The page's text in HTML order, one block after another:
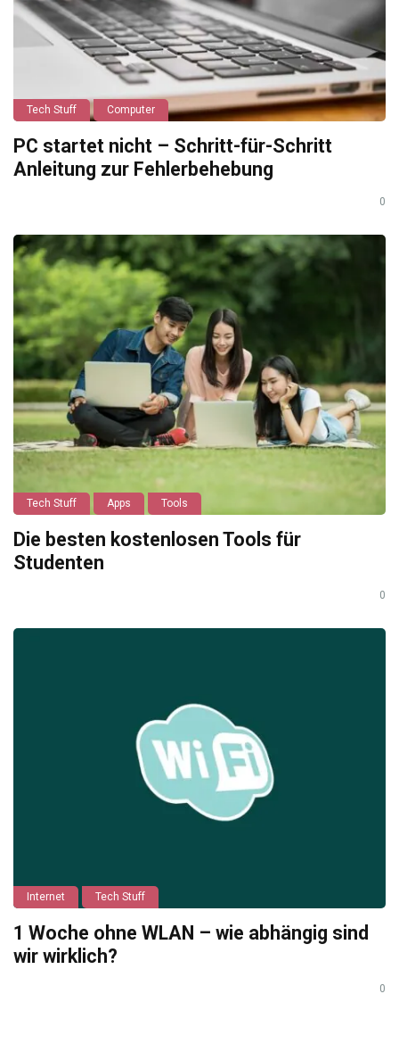
Tech Stuff Computer
PC startet nicht – Schritt-für-Schritt
Anleitung zur Fehlerbehebung
0
Tech Stuff Apps Tools
Die besten kostenlosen Tools für
Studenten
0
Internet Tech Stuff
1 Woche ohne WLAN – wie abhängig sind
wir wirklich?
0